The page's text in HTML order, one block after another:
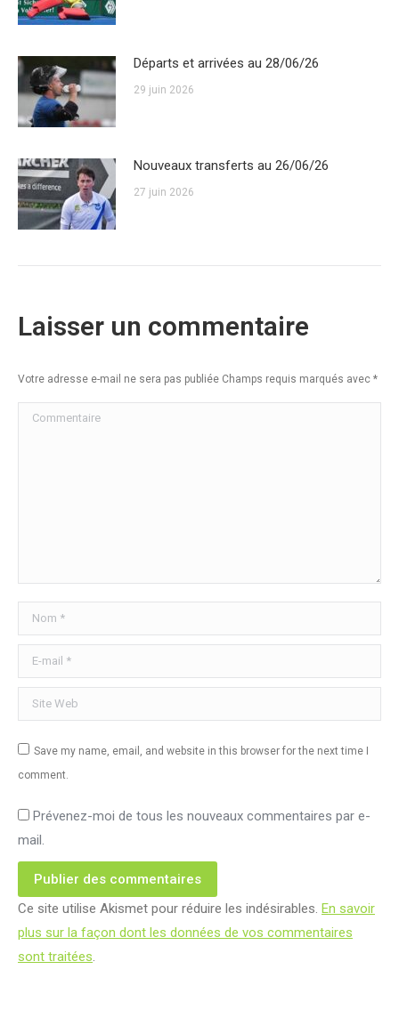
Départs et arrivées au 28/06/26
29 juin 2026
Nouveaux transferts au 26/06/26
27 juin 2026
Laisser un commentaire
Votre adresse e-mail ne sera pas publiée Champs requis marqués avec *
Commentaire
Nom *
E-mail *
Site Web
Save my name, email, and website in this browser for the next time I
comment.
Prévenez-moi de tous les nouveaux commentaires par e-
mail.
Publier des commentaires
Ce site utilise Akismet pour réduire les indésirables. En savoir
plus sur la façon dont les données de vos commentaires
sont traitées.